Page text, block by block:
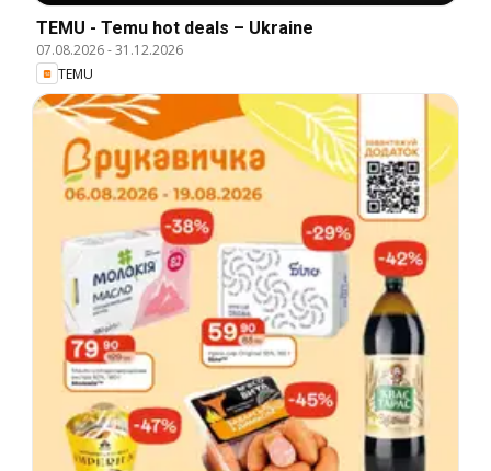
TEMU - Temu hot deals – Ukraine
07.08.2026-31.12.2026
TEMU